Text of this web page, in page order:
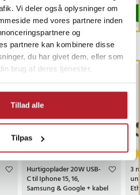
Vi deler også oplysninger om
med vores partnere inden
og
partnere kan kombinere disse
du har givet dem, eller som
brug af deres tjenester.
Tillad alle
Tilpas
Køb
Hurtigoplader 20W USB-
C til Iphone 15, 16,
Samsung & Google + kabel
3